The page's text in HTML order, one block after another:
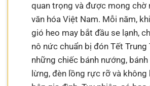
quan trọng và được mong chờ
văn hóa Việt Nam. Mỗi năm,
gió heo may bắt đầu se lạnh,
nô nức chuẩn bị đón Tết Trung
những chiếc bánh nướng,
lừng, đèn lồng rực rỡ và không